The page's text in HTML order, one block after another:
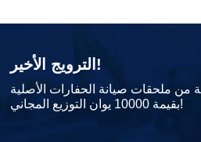
الترويج الأخير!
من ملحقات صيانة الحفارات الأصلية
بقيمة 10000 يوان التوزيع المجاني!